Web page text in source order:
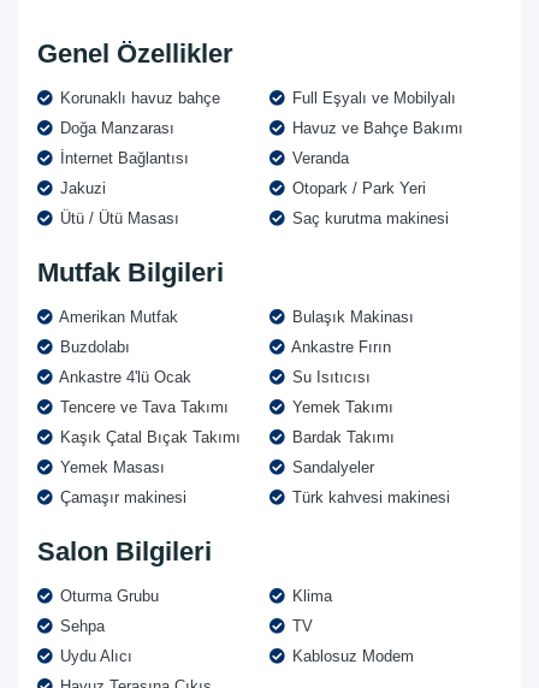
Genel Özellikler
Korunaklı havuz bahçe
Full Eşyalı ve Mobilyalı
Doğa Manzarası
Havuz ve Bahçe Bakımı
İnternet Bağlantısı
Veranda
Jakuzi
Otopark / Park Yeri
Ütü / Ütü Masası
Saç kurutma makinesi
Mutfak Bilgileri
Amerikan Mutfak
Bulaşık Makinası
Buzdolabı
Ankastre Fırın
Ankastre 4'lü Ocak
Su Isıtıcısı
Tencere ve Tava Takımı
Yemek Takımı
Kaşık Çatal Bıçak Takımı
Bardak Takımı
Yemek Masası
Sandalyeler
Çamaşır makinesi
Türk kahvesi makinesi
Salon Bilgileri
Oturma Grubu
Klima
Sehpa
TV
Uydu Alıcı
Kablosuz Modem